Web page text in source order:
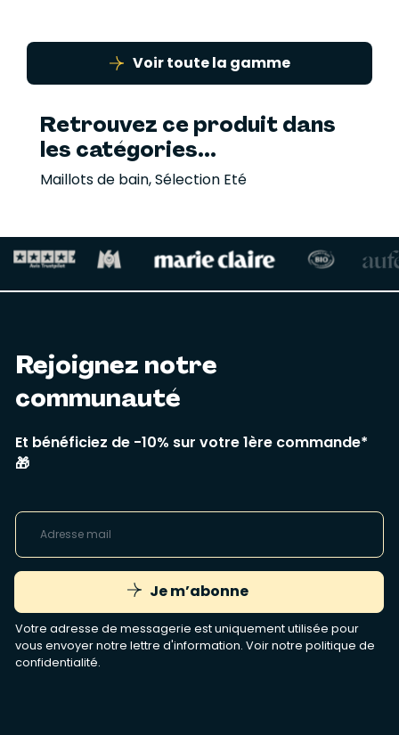
Voir toute la gamme
Retrouvez ce produit dans
les catégories...
Maillots de bain,Sélection Eté
Rejoignez notre
communauté
Et bénéficiez de -10% sur votre 1ère commande*
🎁
Je m’abonne
Votre adresse de messagerie est uniquement utilisée pour
vous envoyer notre lettre d'information. Voir notre politique de
confidentialité.